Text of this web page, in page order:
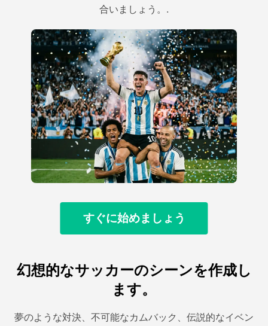
合いましょう。.
すぐに始めましょう
幻想的なサッカーのシーンを作成し
ます。
夢のような対決、不可能なカムバック、伝説的なイベン